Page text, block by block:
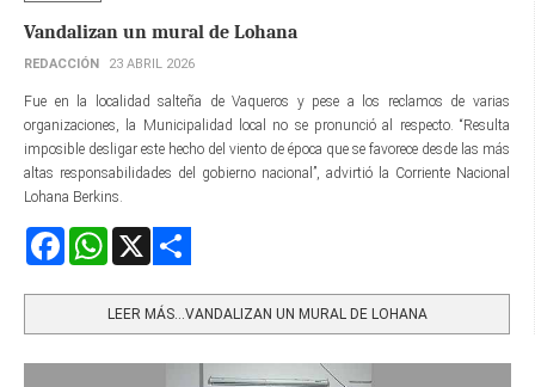
Vandalizan un mural de Lohana
REDACCIÓN 23 ABRIL 2026
Fue en la localidad salteña de Vaqueros y pese a los reclamos de varias
organizaciones, la Municipalidad local no se pronunció al respecto. “Resulta
imposible desligar este hecho del viento de época que se favorece desde las más
altas responsabilidades del gobierno nacional”, advirtió la Corriente Nacional
Lohana Berkins.
FacebookWhatsApp
LEER MÁS…VANDALIZAN UN MURAL DE LOHANA